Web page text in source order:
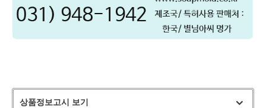
상품정보고시 보기